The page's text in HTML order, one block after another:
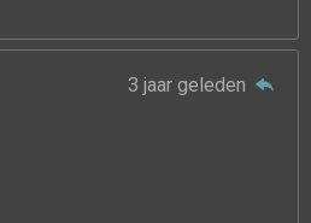
3 jaar geleden